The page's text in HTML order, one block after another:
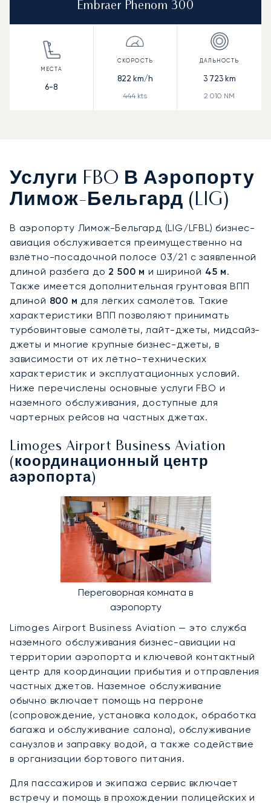
Embraer Phenom 300
6-8
822 km/h
444 kts
3 723km
2 010 NM
Услуги FBO В Аэропорту
Лимож-Бельгард (LIG)
В аэропорту Лимож-Бельгард (LIG/LFBL) бизнес-
авиация обслуживается преимущественно на
взлётно-посадочной полосе 03/21 с заявленной
длиной разбега до 2 500 м и шириной 45 м.
Также имеется дополнительная грунтовая ВПП
длиной 800 м для лёгких самолётов. Такие
характеристики ВПП позволяют принимать
турбовинтовые самолёты, лайт-джеты, мидсайз-
джеты и многие крупные бизнес-джеты, в
зависимости от их лётно-технических
характеристик и эксплуатационных условий.
Ниже перечислены основные услуги FBO и
наземного обслуживания, доступные для
чартерных рейсов на частных джетах.
Limoges Airport Business Aviation
(координационный центр
аэропорта)
Переговорная комната в
аэропорту
Limoges Airport Business Aviation — это служба
наземного обслуживания бизнес-авиации на
территории аэропорта и ключевой контактный
центр для координации прибытия и отправления
частных джетов. Наземное обслуживание
обычно включает помощь на перроне
(сопровождение, установка колодок, обработка
багажа и обслуживание салона), обслуживание
санузлов и заправку водой, а также содействие
в организации бортового питания.
Для пассажиров и экипажа сервис включает
встречу и помощь в прохождении полицейских и